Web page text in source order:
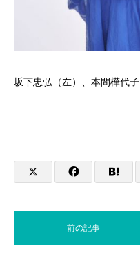
坂下忠弘（左）、本間樺代子
前の記事